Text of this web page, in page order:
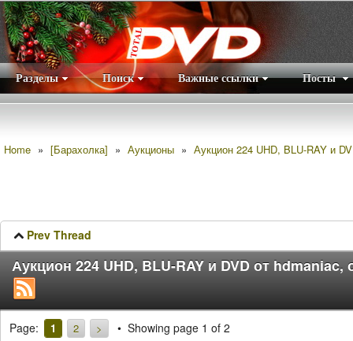
Разделы Поиск Важные ссылки Посты
Home » [Барахолка] » Аукционы » Аукцион 224 UHD, BLU-RAY и
Prev Thread
Аукцион 224 UHD, BLU-RAY и DVD от
Page: 1 2 > Showing page 1 of 2